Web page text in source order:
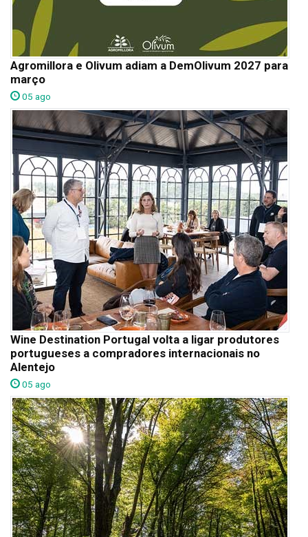
Agromillora e Olivum adiam a DemOlivum 2027 para
março
05 ago
Wine Destination Portugal volta a ligar produtores
portugueses a compradores internacionais no
Alentejo
05 ago